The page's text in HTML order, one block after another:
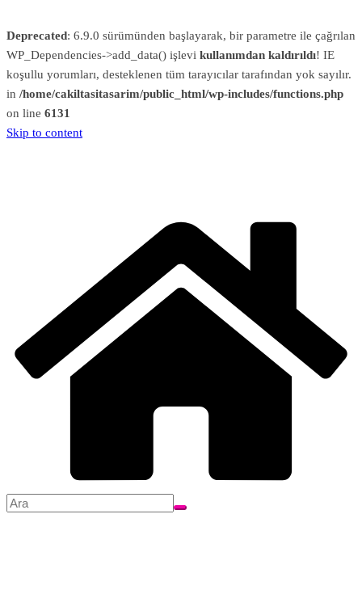
Deprecated: 6.9.0 sürümünden başlayarak, bir parametre ile çağrılan
WP_Dependencies->add_data() işlevi kullanımdan kaldırıldı! IE
koşullu yorumları, desteklenen tüm tarayıcılar tarafından yok sayılır.
in /home/cakiltasitasarim/public_html/wp-includes/functions.php
on line 6131
Skip to content